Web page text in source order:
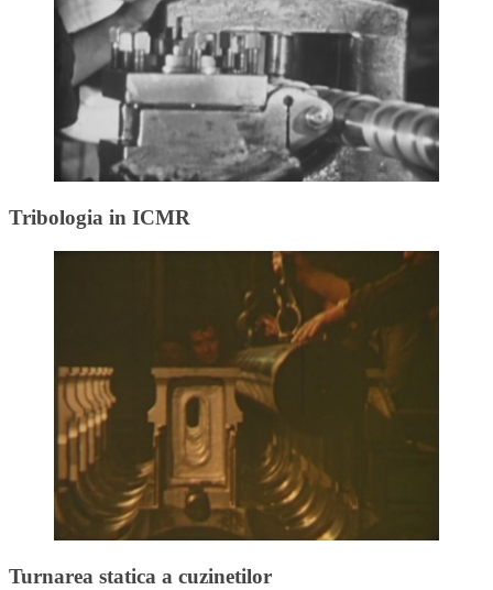
Tribologia in ICMR
Turnarea statica a cuzinetilor